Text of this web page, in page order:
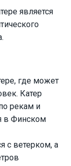
является
где может
Катер
рекам и
в Финском
с ветерком, а